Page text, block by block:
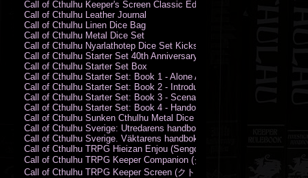
Call of Cthulhu Keeper's Screen Classic Edition
Call of Cthulhu Leather Journal
Call of Cthulhu Linen Dice Bag
Call of Cthulhu Metal Dice Set
Call of Cthulhu Nyarlathotep Dice Set Kickstarter Edition
Call of Cthulhu Starter Set 40th Anniversary Edition
Call of Cthulhu Starter Set Box
Call of Cthulhu Starter Set: Book 1 - Alone Against the Flames
Call of Cthulhu Starter Set: Book 2 - Introductory Rules
Call of Cthulhu Starter Set: Book 3 - Scenarios
Call of Cthulhu Starter Set: Book 4 - Handouts
Call of Cthulhu Sunken Cthulhu Metal Dice Set
Call of Cthulhu Sverige: Utredarens handbok (PDF)
Call of Cthulhu Sverige. Väktarens handbok
Call of Cthulhu TRPG Hieizan Enjou (Sengoku Period)
Call of Cthulhu TRPG Keeper Companion (クトゥルフ神話TRPG キー
Call of Cthulhu TRPG Keeper Screen (クトゥルフ神話TRPG キーパー